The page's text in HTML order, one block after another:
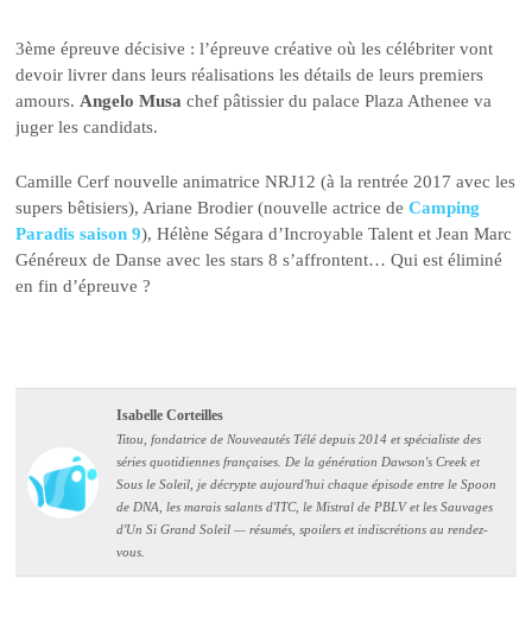
3ème épreuve décisive : l’épreuve créative où les célébriter vont
devoir livrer dans leurs réalisations les détails de leurs premiers
amours. Angelo Musa chef pâtissier du palace Plaza Athenee va
juger les candidats.
Camille Cerf nouvelle animatrice NRJ12 (à la rentrée 2017 avec les
supers bêtisiers), Ariane Brodier (nouvelle actrice de Camping
Paradis saison 9), Hélène Ségara d’Incroyable Talent et Jean Marc
Généreux de Danse avec les stars 8 s’affrontent… Qui est éliminé
en fin d’épreuve ?
Isabelle Corteilles
Titou, fondatrice de Nouveautés Télé depuis 2014 et spécialiste des
séries quotidiennes françaises. De la génération Dawson's Creek et
Sous le Soleil, je décrypte aujourd'hui chaque épisode entre le Spoon
de DNA, les marais salants d'ITC, le Mistral de PBLV et les Sauvages
d'Un Si Grand Soleil — résumés, spoilers et indiscrétions au rendez-
vous.